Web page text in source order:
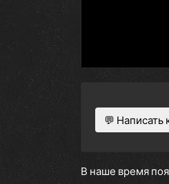
💬 Написать
В наше время